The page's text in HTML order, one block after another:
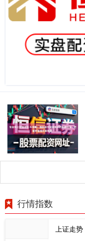
行情指数
上证走势